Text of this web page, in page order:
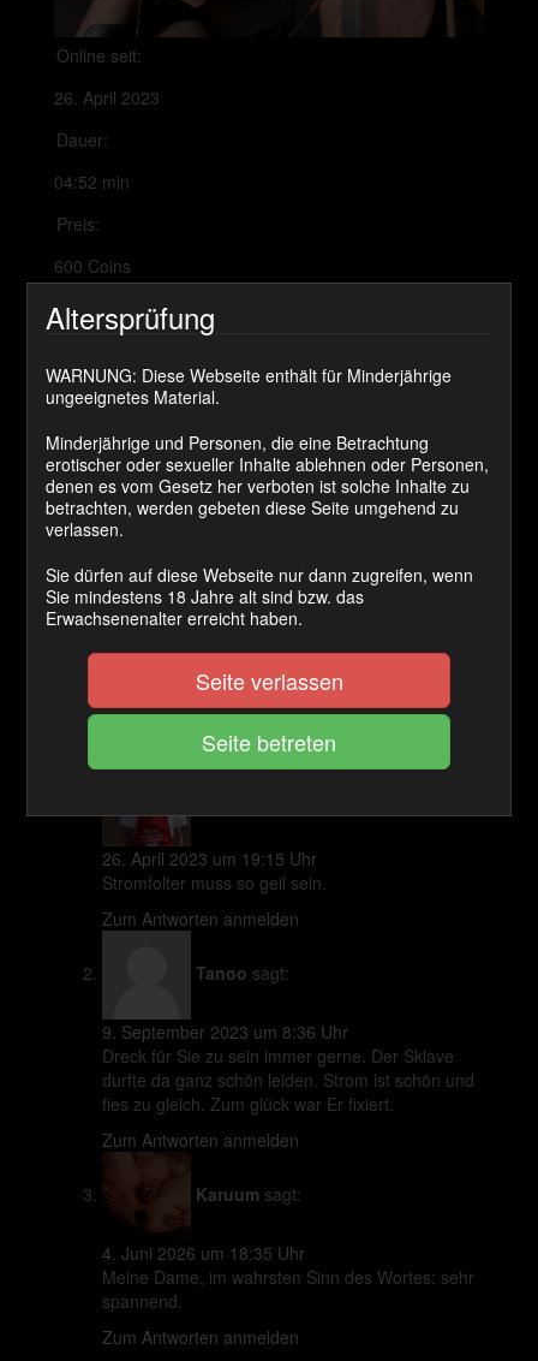
Online seit:
26. April 2023
Dauer:
04:52 min
Preis:
600 Coins
Cashback Ø:
JETZT KAUFEN
Die Herrin hatte mal wieder Lust ihren Sklaven mit dem
Strom auf seine Belastungsgrenze zu testen. Damit er
es sich nicht einfach mal kurzfristig anders überlegen
kann habe ich ihn vorsorglich im Schwanzpranger fixiert.
Kategorie(n):Cbt
Schlagwort(e):strom
Kommentare
26. April 2023 um 19:15 Uhr
Stromfolter muss so geil sein.
Zum Antworten anmelden
Tanoo sagt:
9. September 2023 um 8:36 Uhr
Dreck für Sie zu sein immer gerne. Der Sklave
durfte da ganz schön leiden. Strom ist schön und
fies zu gleich. Zum glück war Er fixiert.
Zum Antworten anmelden
Karuum sagt:
4. Juni 2026 um 18:35 Uhr
Meine Dame, im wahrsten Sinn des Wortes: sehr
spannend.
Zum Antworten anmelden
Altersprüfung
WARNUNG: Diese Webseite enthält für Minderjährige
ungeeignetes Material.
Minderjährige und Personen, die eine Betrachtung
erotischer oder sexueller Inhalte ablehnen oder Personen,
denen es vom Gesetz her verboten ist solche Inhalte zu
betrachten, werden gebeten diese Seite umgehend zu
verlassen.
Sie dürfen auf diese Webseite nur dann zugreifen, wenn
Sie mindestens 18 Jahre alt sind bzw. das
Erwachsenenalter erreicht haben.
Seite verlassen